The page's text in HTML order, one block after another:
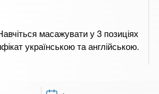
масажувати у 3 позиціях
українською та англійською.